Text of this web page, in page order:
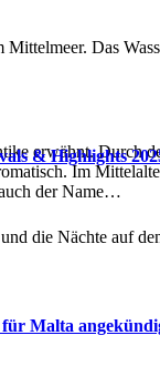
erwähnt. Durch
Im
der Name…
Das
& Highlights
die Nächte auf
für Malta